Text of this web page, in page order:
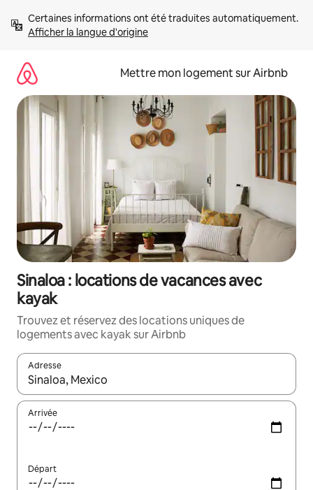
directement
Afficher la langue d'origine
Mettre mon logement sur Airbnb
Sinaloa : locations de vacances avec
kayak
Trouvez et réservez des locations uniques de
logements avec kayak sur Airbnb
Adresse
Lorsque les résultats s'affichent, utilisez les flèches vers le
Arrivée
Départ